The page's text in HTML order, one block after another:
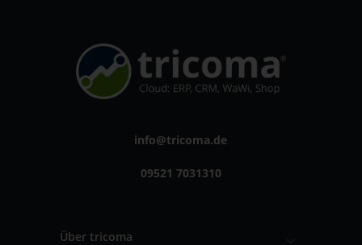
info@tricoma.de
09521 7031310
Über tricoma